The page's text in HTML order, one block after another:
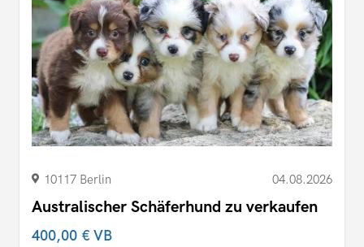
10117 Berlin 04.08.2026
Australischer Schäferhund zu verkaufen
400,00 €VB